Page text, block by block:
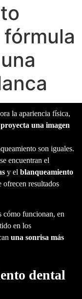
la apariencia física,
una imagen
son iguales.
encuentran el
y el blanqueamiento
ofrecen resultados
cómo funcionan, en
en los
una sonrisa más
dental